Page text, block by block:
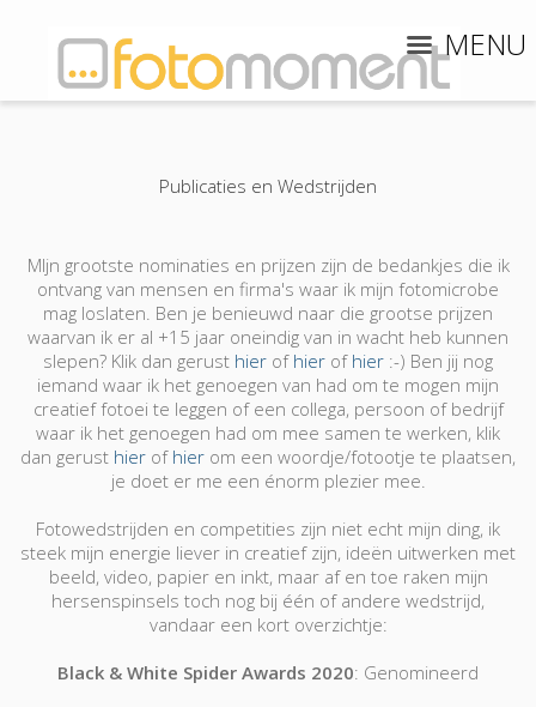
MENU
Publicaties en Wedstrijden
MIjn grootste nominaties en prijzen zijn de bedankjes die ik
ontvang van mensen en firma's waar ik mijn fotomicrobe
mag loslaten. Ben je benieuwd naar die grootse prijzen
waarvan ik er al +15 jaar oneindig van in wacht heb kunnen
slepen? Klik dan gerust hier of hier of hier :-) Ben jij nog
iemand waar ik het genoegen van had om te mogen mijn
creatief fotoei te leggen of een collega, persoon of bedrijf
waar ik het genoegen had om mee samen te werken, klik
dan gerust hier of hier om een woordje/fotootje te plaatsen,
je doet er me een énorm plezier mee.
Fotowedstrijden en competities zijn niet echt mijn ding, ik
steek mijn energie liever in creatief zijn, ideën uitwerken met
beeld, video, papier en inkt, maar af en toe raken mijn
hersenspinsels toch nog bij één of andere wedstrijd,
vandaar een kort overzichtje:
Black & White Spider Awards 2020: Genomineerd